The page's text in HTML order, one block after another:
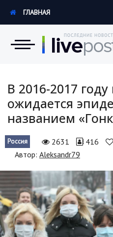
Экономика
Hi-Tech. Интернет
Россия
Наука и техника
Политика
Образование
ГЛАВНАЯ
В 2016-2017
ожидается
названием
Россия 2631 416
Автор: Aleksandr79